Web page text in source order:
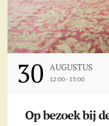
30 AUGUSTUS
12:00 - 15:00
Op bezoek bij